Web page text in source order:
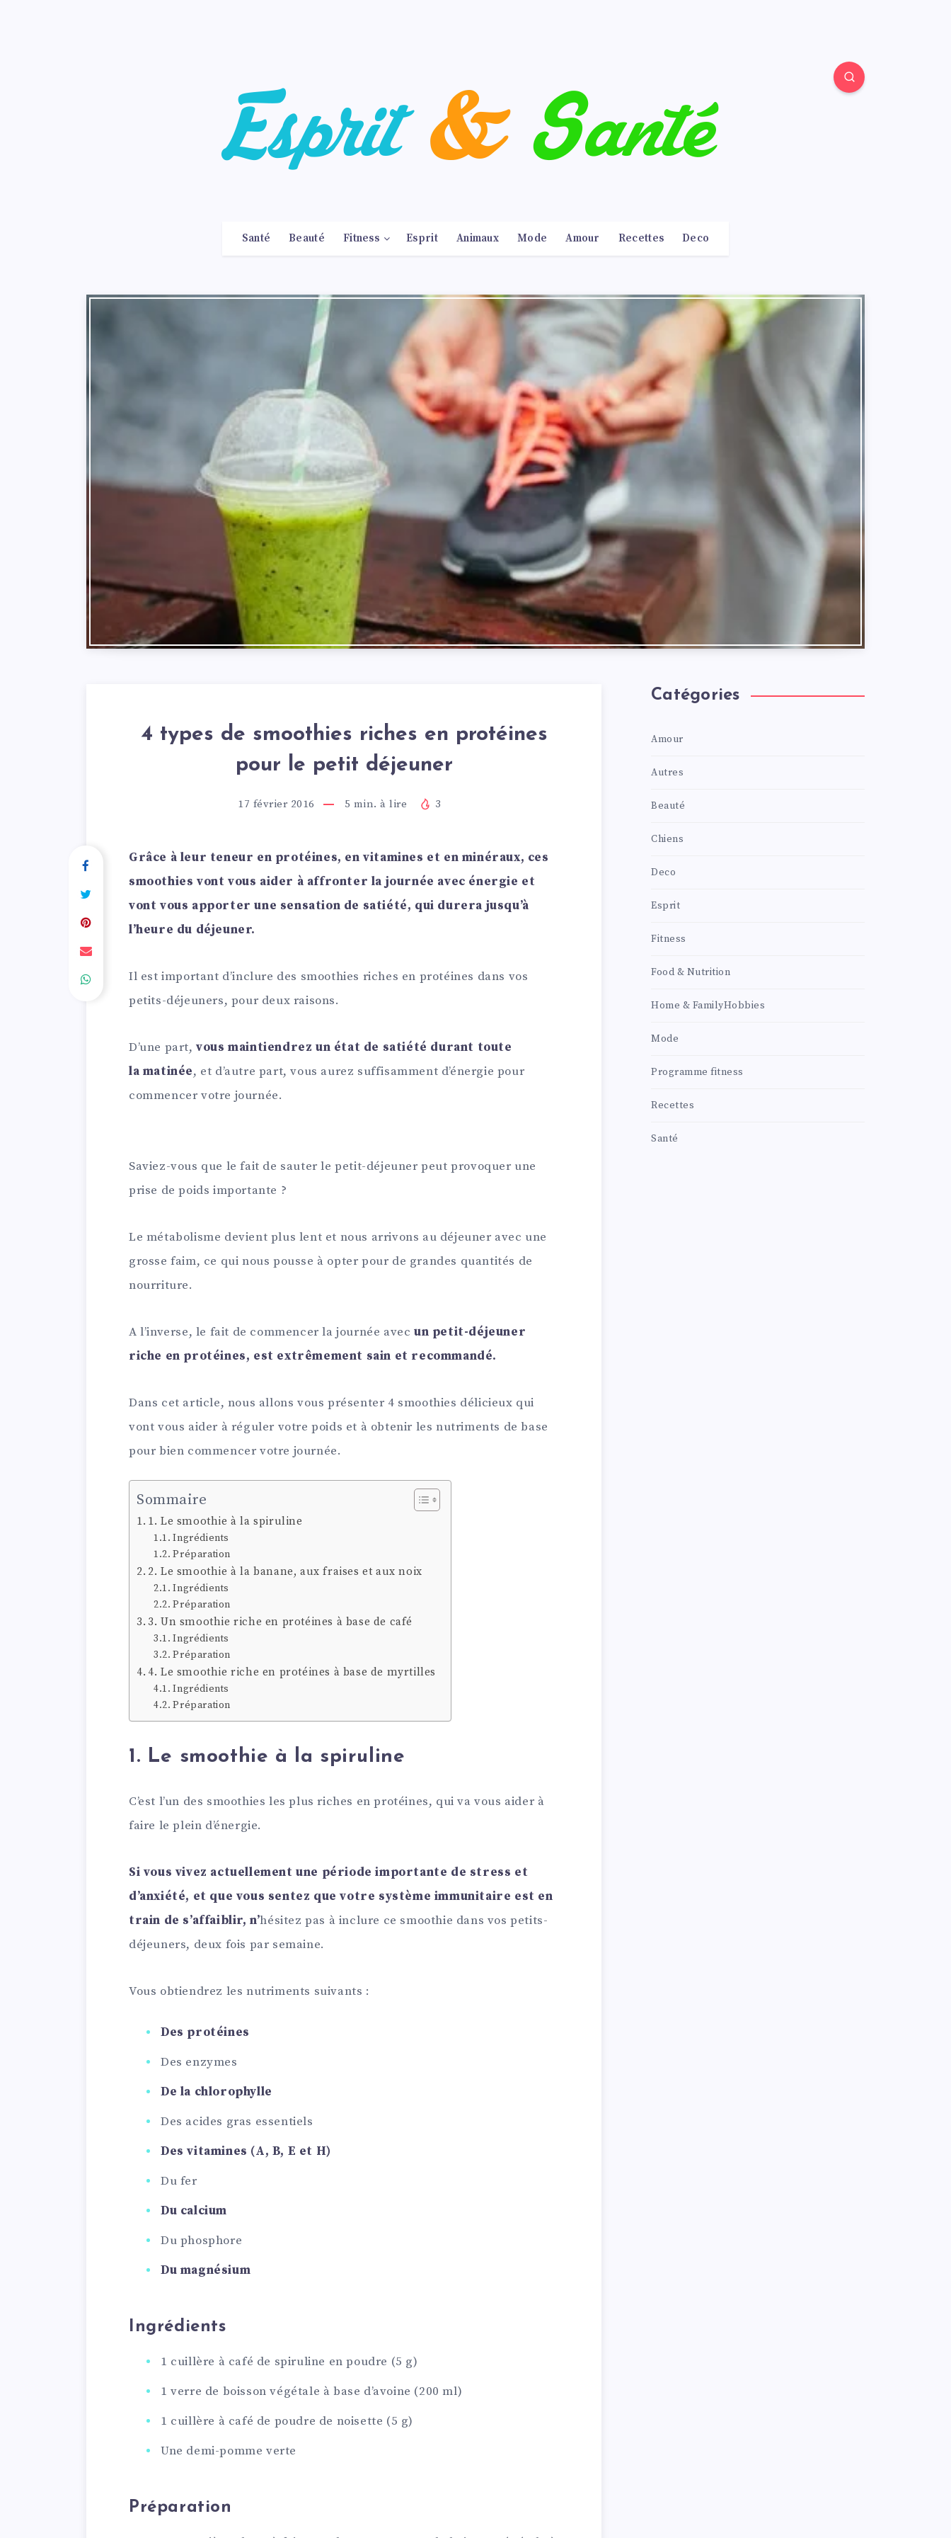
Santé Beauté Fitness Esprit Animaux Mode Amour Recettes Deco
4 types de smoothies riches en protéines
pour le petit déjeuner
17 février 2016 5 min. à lire 3
Grâce à leur teneur en protéines, en vitamines et en minéraux, ces
smoothies vont vous aider à affronter la journée avec énergie et
vont vous apporter une sensation de satiété, qui durera jusqu’à
l’heure du déjeuner.
Il est important d’inclure des smoothies riches en protéines dans vos
petits-déjeuners, pour deux raisons.
D’une part,vous maintiendrez un état de satiété durant toute
la matinée, et d’autre part, vous aurez suffisamment d’énergie pour
commencer votre journée.
Saviez-vous que le fait de sauter le petit-déjeuner peut provoquer une
prise de poids importante ?
Le métabolisme devient plus lent et nous arrivons au déjeuner avec une
grosse faim, ce qui nous pousse à opter pour de grandes quantités de
nourriture.
A l’inverse, le fait de commencer la journée avec un petit-déjeuner
riche en protéines, est extrêmement sain et recommandé.
Dans cet article, nous allons vous présenter 4 smoothies délicieux qui
vont vous aider à réguler votre poids et à obtenir les nutriments de base
pour bien commencer votre journée.
Sommaire
1. Le smoothie à la spiruline
Ingrédients
Préparation
2. Le smoothie à la banane, aux fraises et aux noix
Ingrédients
Préparation
3. Un smoothie riche en protéines à base de café
Ingrédients
Préparation
4. Le smoothie riche en protéines à base de myrtilles
Ingrédients
Préparation
1. Le smoothie à la spiruline
C’est l’un des smoothies les plus riches en protéines, qui va vous aider à
faire le plein d’énergie.
Si vous vivez actuellement une période importante de stress et
d’anxiété, et que vous sentez que votre système immunitaire est en
train de s’affaiblir, n’hésitez pas à inclure ce smoothie dans vos petits-
déjeuners, deux fois par semaine.
Vous obtiendrez les nutriments suivants :
Des protéines
Des enzymes
De la chlorophylle
Des acides gras essentiels
Des vitamines (A, B, E et H)
Du fer
Du calcium
Du phosphore
Du magnésium
Ingrédients
1 cuillère à café de spiruline en poudre (5 g)
1 verre de boisson végétale à base d’avoine (200 ml)
1 cuillère à café de poudre de noisette (5 g)
Une demi-pomme verte
Préparation
Catégories
Amour
Autres
Beauté
Chiens
Deco
Esprit
Fitness
Food & Nutrition
Home & FamilyHobbies
Mode
Programme fitness
Recettes
Santé